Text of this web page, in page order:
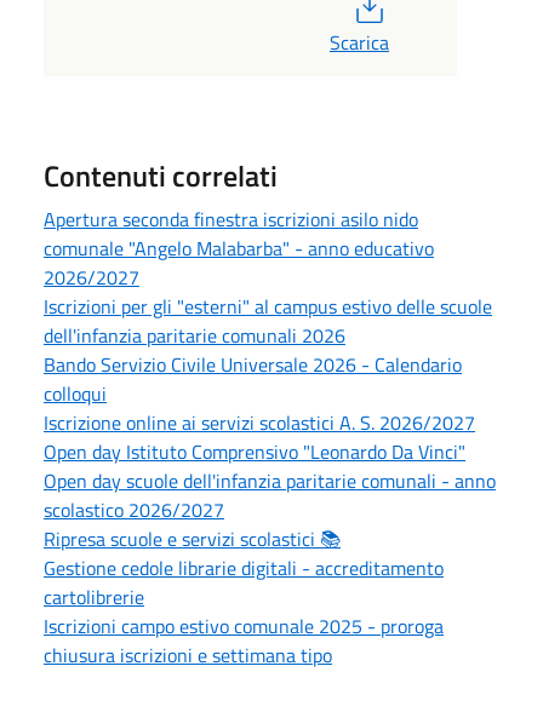
Scarica
Contenuti correlati
Apertura seconda finestra iscrizioni asilo nido
comunale "Angelo Malabarba" - anno educativo
2026/2027
Iscrizioni per gli "esterni" al campus estivo delle scuole
dell'infanzia paritarie comunali 2026
Bando Servizio Civile Universale 2026 - Calendario
colloqui
Iscrizione online ai servizi scolastici A. S. 2026/2027
Open day Istituto Comprensivo "Leonardo Da Vinci"
Open day scuole dell'infanzia paritarie comunali - anno
scolastico 2026/2027
Ripresa scuole e servizi scolastici 📚
Gestione cedole librarie digitali - accreditamento
cartolibrerie
Iscrizioni campo estivo comunale 2025 - proroga
chiusura iscrizioni e settimana tipo